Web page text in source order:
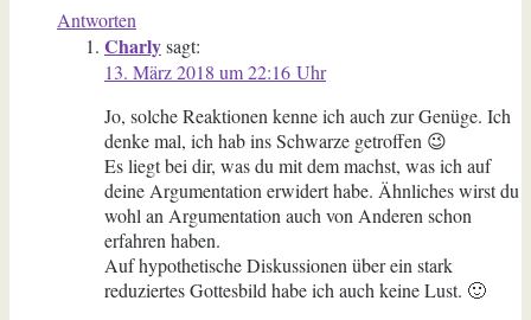
Antworten
Charlysagt:
13. März 2018 um 22:16 Uhr
Jo, solche Reaktionen kenne ich auch zur Genüge. Ich
denke mal, ich hab ins Schwarze getroffen 😉
Es liegt bei dir, was du mit dem machst, was ich auf
deine Argumentation erwidert habe. Ähnliches wirst du
wohl an Argumentation auch von Anderen schon
erfahren haben.
Auf hypothetische Diskussionen über ein stark
reduziertes Gottesbild habe ich auch keine Lust. 🙂